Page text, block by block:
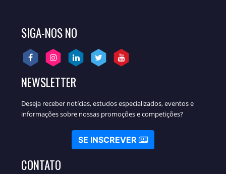
SIGA-NOS NO
NEWSLETTER
Deseja receber notícias, estudos especializados, eventos e
informações sobre nossas promoções e competições?
SE INSCREVER
CONTATO